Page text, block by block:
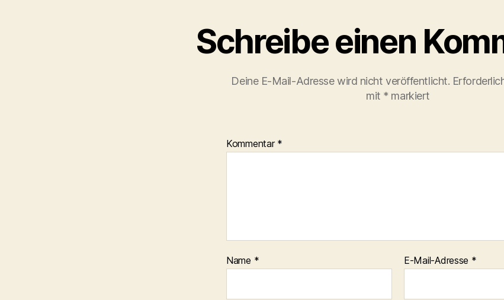
Schreibe einen
Deine E-Mail-Adresse wird nicht veröffentlicht.
mit * markiert
Kommentar *
Name * E-Mail-Adresse *